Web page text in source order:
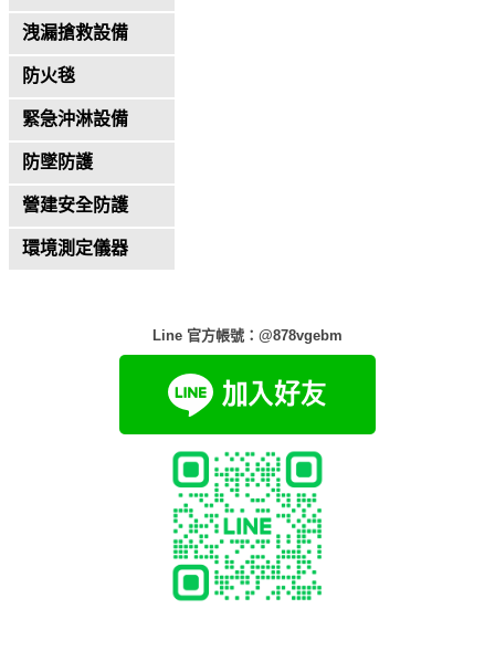
洩漏搶救設備
防火毯
緊急沖淋設備
防墜防護
營建安全防護
環境測定儀器
Line 官方帳號：@878vgebm